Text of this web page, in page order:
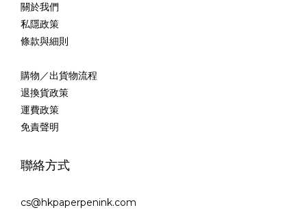
關於我們
私隱政策
條款與細則
購物／出貨物流程
退換貨政策
運費政策
免責聲明
聯絡方式
cs@hkpaperpenink.com